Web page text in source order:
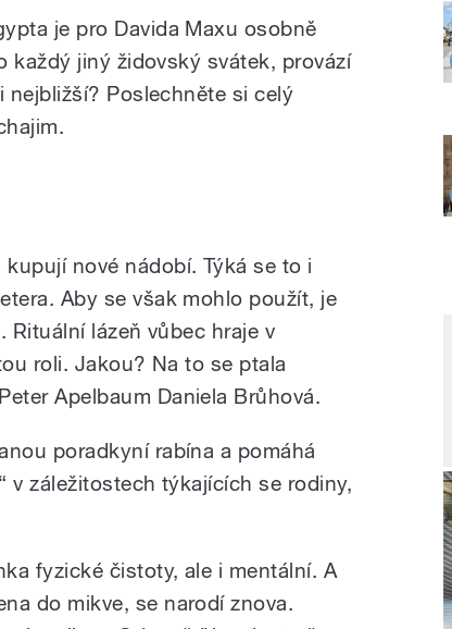
je pro Davida Maxu osobně
každý jiný židovský svátek, provází
nejbližší? Poslechněte si celý
nové nádobí. Týká se to i
Aby se však mohlo použít, je
Rituální lázeň vůbec hraje v
roli. Jakou? Na to se ptala
Apelbaum Daniela Brůhová.
poradkyní rabína a pomáhá
v záležitostech týkajících se rodiny,
fyzické čistoty, ale i mentální. A
do mikve, se narodí znova.